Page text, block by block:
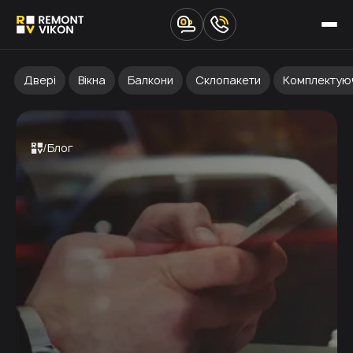
Двері Вікна Балкони Склопакети
Блог